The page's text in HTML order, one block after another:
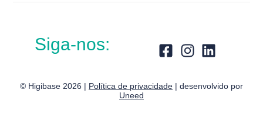
Siga-nos:
© Higibase 2026 | Política de privacidade | desenvolvido por
Uneed